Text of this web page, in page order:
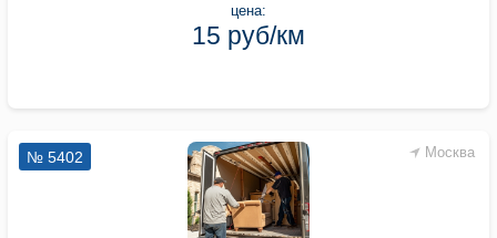
цена:
15 руб/км
Москва
№ 5402